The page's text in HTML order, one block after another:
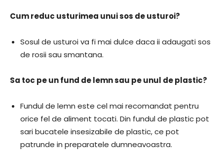
Cum reduc usturimea unui sos de usturoi?
Sosul de usturoi va fi mai dulce daca ii adaugati sos
de rosii sau smantana.
Sa toc pe un fund de lemn sau pe unul de plastic?
Fundul de lemn este cel mai recomandat pentru
orice fel de aliment tocati. Din fundul de plastic pot
sari bucatele insesizabile de plastic, ce pot
patrunde in preparatele dumneavoastra.